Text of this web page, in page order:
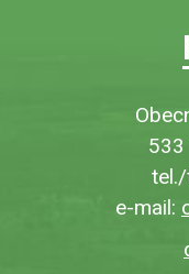
e-mail: